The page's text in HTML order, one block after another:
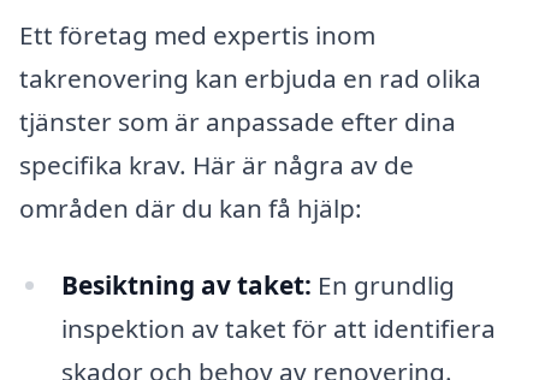
Ett företag med expertis inom
takrenovering kan erbjuda en rad olika
tjänster som är anpassade efter dina
specifika krav. Här är några av de
områden där du kan få hjälp:
Besiktning av taket: En grundlig
inspektion av taket för att identifiera
skador och behov av renovering.